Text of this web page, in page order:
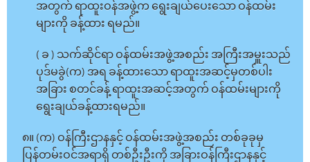
အတွက် ရာထူးဝန်အဖွဲ့က ရွေးချယ်ပေးသော ဝန်ထမ်း
များကို ခန့်ထား ရမည်။
( ခ ) သက်ဆိုင်ရာ ဝန်ထမ်းအဖွဲ့အစည်း အကြီးအမှူးသည်
ပုဒ်မခွဲ(က) အရ ခန့်ထားသော ရာထူးအဆင့်မှတစ်ပါး
အခြား စတင်ခန့် ရာထူးအဆင့်အတွက် ဝန်ထမ်းများကို
ရွေးချယ်ခန့်ထားရမည်။
၈။ (က) ဝန်ကြီးဌာနနှင့် ဝန်ထမ်းအဖွဲ့အစည်း တစ်ခုခုမှ
ပြန်တမ်းဝင်အရာရှိ တစ်ဦးဦးကို အခြားဝန်ကြီးဌာနနှင့်